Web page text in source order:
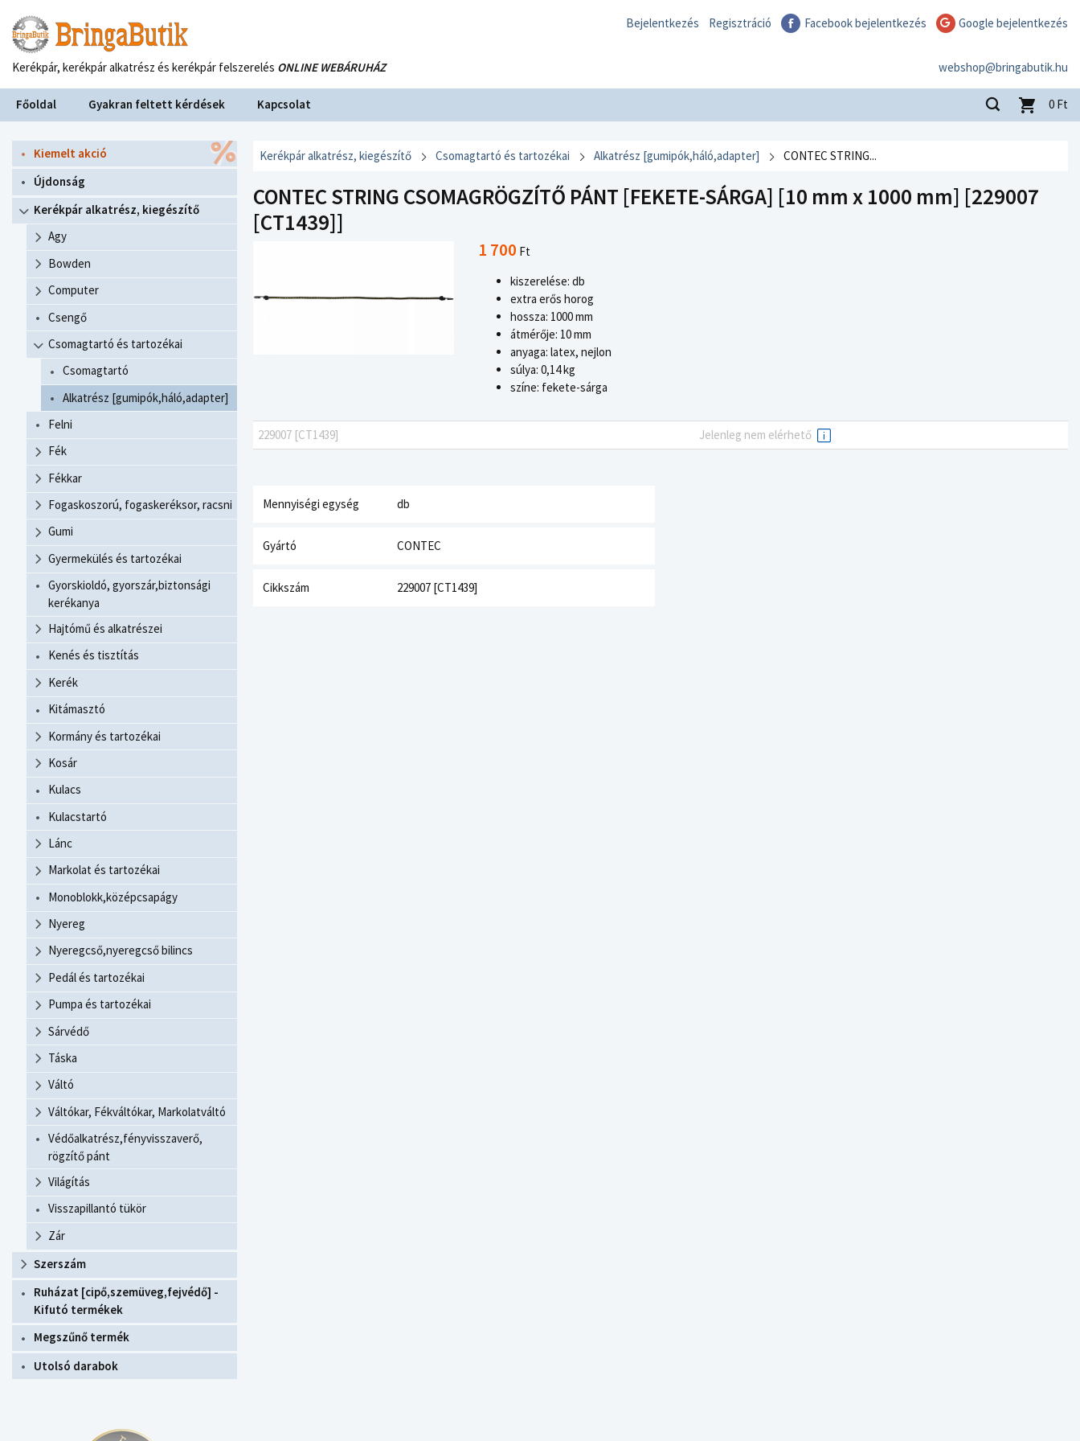
Bejelentkezés Regisztráció Facebook bejelentkezés Google bejelentkezés
webshop@bringabutik.hu
Kerékpár, kerékpár alkatrész és kerékpár felszerelés ONLINE WEBÁRUHÁZ
Főoldal Gyakran feltett kérdések Kapcsolat 0 Ft
Kiemelt akció
Újdonság
Kerékpár alkatrész, kiegészítő
Agy
Bowden
Computer
Csengő
Csomagtartó és tartozékai
Csomagtartó
Alkatrész [gumipók,háló,adapter]
Felni
Fék
Fékkar
Fogaskoszorú, fogaskeréksor, racsni
Gumi
Gyermekülés és tartozékai
Gyorskioldó, gyorszár,biztonsági
kerékanya
Hajtómű és alkatrészei
Kenés és tisztítás
Kerék
Kitámasztó
Kormány és tartozékai
Kosár
Kulacs
Kulacstartó
Lánc
Markolat és tartozékai
Monoblokk,középcsapágy
Nyereg
Nyeregcső,nyeregcső bilincs
Pedál és tartozékai
Pumpa és tartozékai
Sárvédő
Táska
Váltó
Váltókar, Fékváltókar, Markolatváltó
Védőalkatrész,fényvisszaverő,
rögzítő pánt
Világítás
Visszapillantó tükör
Zár
Szerszám
Ruházat [cipő,szemüveg,fejvédő] -
Kifutó termékek
Megszűnő termék
Utolsó darabok
Kerékpár alkatrész, kiegészítő Csomagtartó és tartozékai Alkatrész [gumipók,háló,adapter] CONTEC STRING...
CONTEC STRING CSOMAGRÖGZÍTŐ PÁNT [FEKETE-SÁRGA] [10 mm x 1000 mm] [229007
[CT1439]]
1 700 Ft
kiszerelése: db
extra erős horog
hossza: 1000 mm
átmérője: 10 mm
anyaga: latex, nejlon
súlya: 0,14 kg
színe: fekete-sárga
229007 [CT1439] Jelenleg nem elérhető
Mennyiségi egység db
Gyártó CONTEC
Cikkszám 229007 [CT1439]